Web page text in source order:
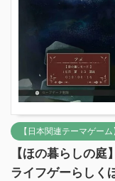
【日本関連テーマゲーム
【ほの暮らしの
ライフゲーらしく